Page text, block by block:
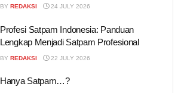
BY REDAKSI 24 JULY 2026
Profesi Satpam Indonesia: Panduan
Lengkap Menjadi Satpam Profesional
BY REDAKSI 22 JULY 2026
Hanya Satpam…?